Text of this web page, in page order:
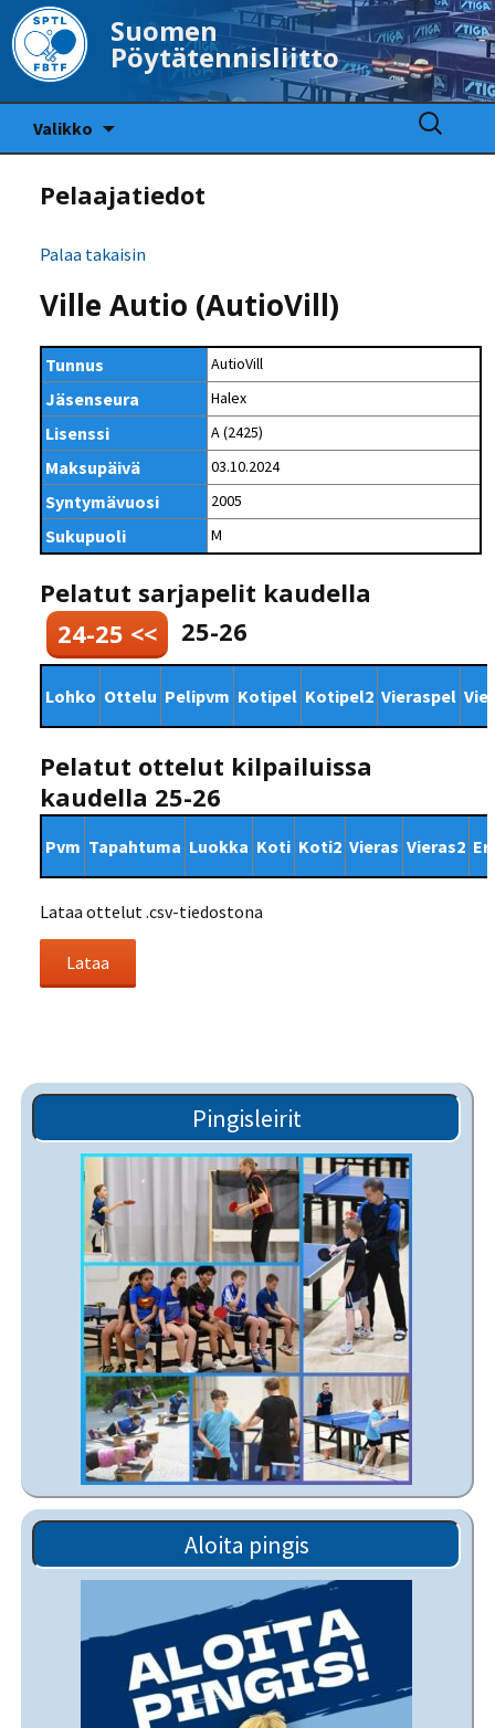
Suomen
Pöytätennisliitto
Valikko
Haku:
Pelaajatiedot
Palaa takaisin
Ville Autio (AutioVill)
Tunnus AutioVill
Jäsenseura Halex
Lisenssi A (2425)
Maksupäivä 03.10.2024
Syntymävuosi 2005
Sukupuoli M
Pelatut sarjapelit kaudella
24-25 <<
25-26
Lohko Ottelu Pelipvm Kotipel Kotipel2 Vieraspel
Pelatut ottelut kilpailuissa
kaudella 25-26
Pvm Tapahtuma Luokka Koti Koti2 Vieras Vieras2
Lataa ottelut .csv-tiedostona
Pingisleirit
Aloita pingis